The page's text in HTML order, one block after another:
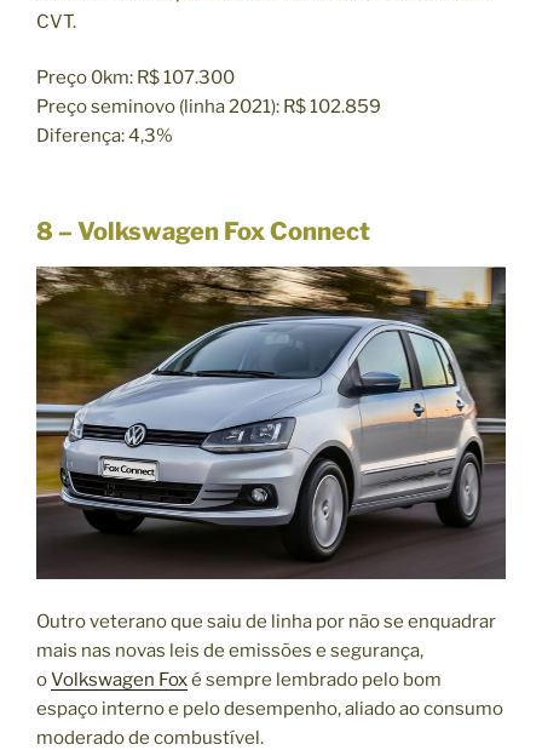
CVT.
Preço 0km: R$ 107.300
Preço seminovo (linha 2021): R$ 102.859
Diferença: 4,3%
8 – Volkswagen Fox Connect
Outro veterano que saiu de linha por não se enquadrar
mais nas novas leis de emissões e segurança,
oVolkswagen Foxé sempre lembrado pelo bom
espaço interno e pelo desempenho, aliado ao consumo
moderado de combustível.